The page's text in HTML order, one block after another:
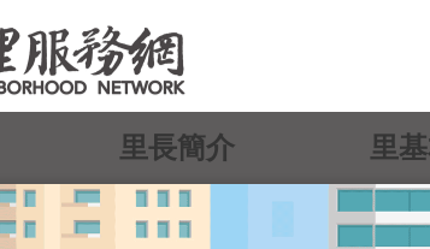
里長簡介 里